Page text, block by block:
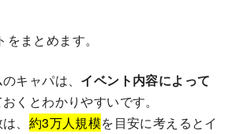
まとめます。
キャパは、 イベント内容によって
くとわかりやすいです。
、 約3万人規模を目安に考えるとイ